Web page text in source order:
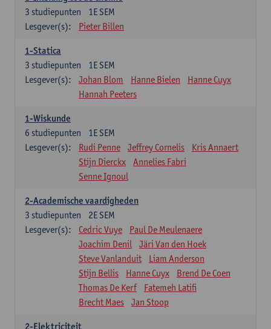
1E SEM
3 studiepunten
Lesgever(s):
Pieter Billen
1-Statica
1E SEM
3 studiepunten
Lesgever(s):
Johan Blom Hanne Bielen
Hanne Cuyx
Hannah Peeters
1-Wiskunde
1E SEM
6 studiepunten
Lesgever(s):
Rudi Penne Jeffrey Cornelis
Kris Annaert
Stijn Dierckx
Annelies Fabri
Senne Ignoul
2-Academische vaardigheden
2E SEM
3 studiepunten
Lesgever(s):
Cedric Vuye
Paul De Meulenaere
Joachim Denil
Järi Van den Hoek
Steve Vanlanduit
Liam Anderson
Stijn Bellis
Hanne Cuyx
Brend De Coen
Thomas De Kerf
Fatemeh Latifi
Brecht Maes
Jan Stoop
2-Elektriciteit